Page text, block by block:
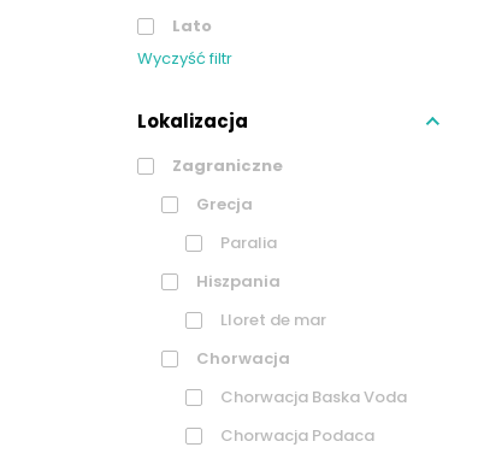
Lato
Wyczyść filtr
Lokalizacja
Zagraniczne
Grecja
Paralia
Hiszpania
Lloret de mar
Chorwacja
Chorwacja Baska Voda
Chorwacja Podaca